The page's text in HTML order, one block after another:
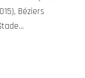
Béziers